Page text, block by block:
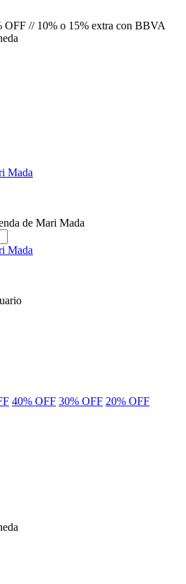
// 10% o 15% extra con BBVA
40% OFF 30% OFF 20% OFF